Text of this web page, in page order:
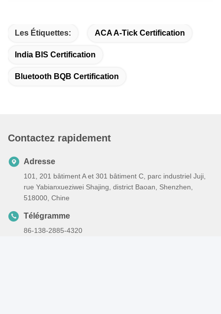
Les Étiquettes: ACA A-Tick Certification
India BIS Certification
Bluetooth BQB Certification
Contactez rapidement
Adresse
101, 201 bâtiment A et 301 bâtiment C, parc industriel Juji,
rue Yabianxueziwei Shajing, district Baoan, Shenzhen,
518000, Chine
Télégramme
86-138-2885-4320